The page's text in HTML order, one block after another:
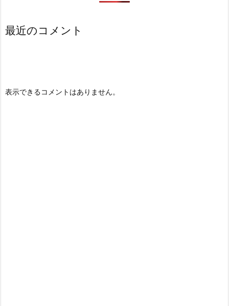
最近のコメント
表示できるコメントはありません。